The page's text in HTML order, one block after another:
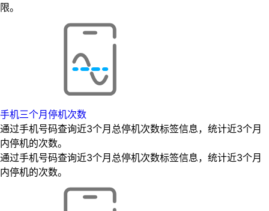
限。
手机三个月停机次数
通过手机号码查询近3个月总停机次数标签信息，统计近3个月
内停机的次数。
通过手机号码查询近3个月总停机次数标签信息，统计近3个月
内停机的次数。